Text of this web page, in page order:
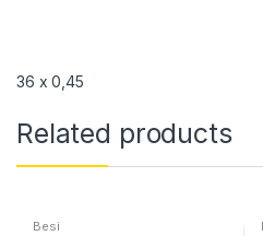
36 x 0,45
Related products
Besi